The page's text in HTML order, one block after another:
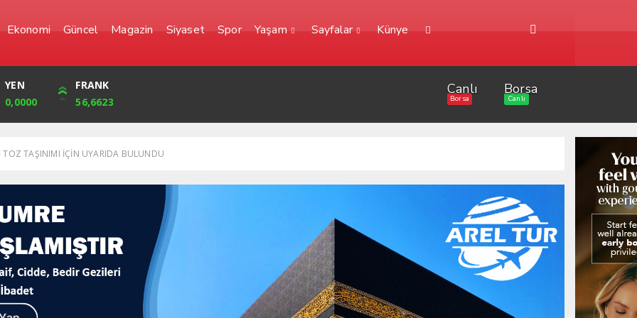
Ekonomi Güncel Magazin Siyaset Spor Yaşam Sayfalar Künye
YEN
0,0000
FRANK
56,6623
CUMHURİYET
46,274,00
Canlı
Borsa
Borsa
Canlı
TAŞINIMI İÇİN UYARIDA BULUNDU